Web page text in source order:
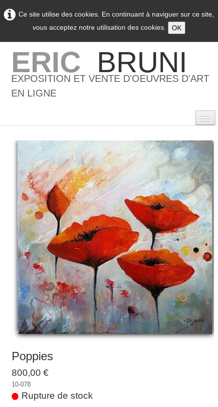
Ce site utilise des cookies. En continuant à naviguer sur ce site,
vous acceptez notre utilisation des cookies.
OK
ERIC BRUNI
EXPOSITION ET VENTE D'OEUVRES D'ART
EN LIGNE
Accueil
L'artiste▼
Galeries ▼
Vente ▼
Boutique
Contact
Newsletter
BLOG
Français
Poppies
800,00 €
10-078
Rupture de stock